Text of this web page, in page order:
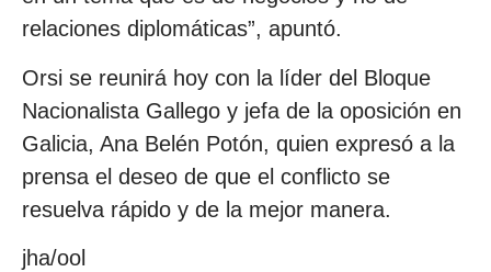
relaciones diplomáticas”, apuntó.
Orsi se reunirá hoy con la líder del Bloque
Nacionalista Gallego y jefa de la oposición en
Galicia, Ana Belén Potón, quien expresó a la
prensa el deseo de que el conflicto se
resuelva rápido y de la mejor manera.
jha/ool